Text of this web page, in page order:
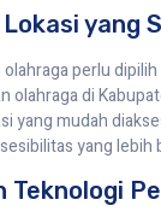
Lokasi yang
olahraga perlu
olahraga di
yang mudah
yang lebih
Teknologi